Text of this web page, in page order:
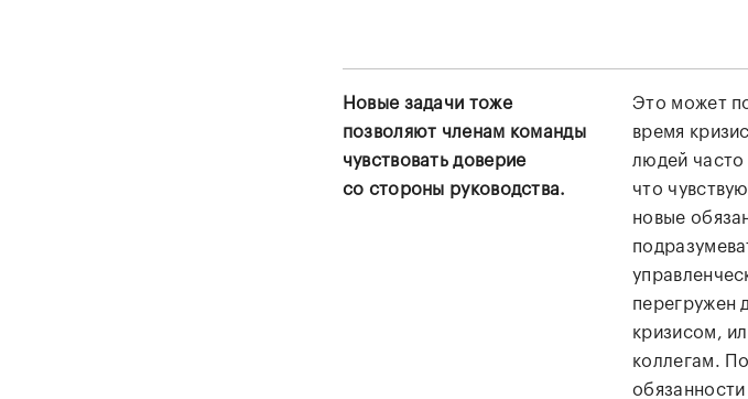
Новые задачи тоже
позволяют членам команды
чувствовать доверие
со стороны руководства.
Это может
время
людей часто
что
новые
перегружен
кризисом,
коллегам.